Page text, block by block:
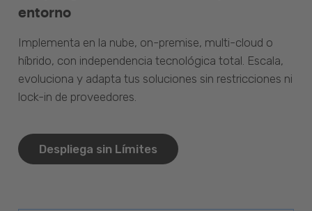
entorno
Implementa en la nube, on-premise, multi-cloud o
híbrido, con independencia tecnológica total. Escala,
evoluciona y adapta tus soluciones sin restricciones ni
lock-in de proveedores.
Despliega sin Límites